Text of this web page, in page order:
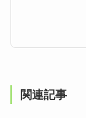
関連記事